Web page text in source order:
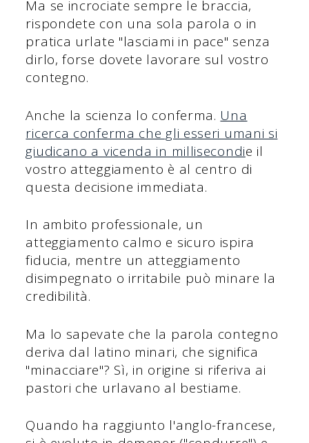
Ma se incrociate sempre le braccia,
rispondete con una sola parola o in
pratica urlate "lasciami in pace" senza
dirlo, forse dovete lavorare sul vostro
contegno.
Anche la scienza lo conferma. Una
ricerca conferma che gli esseri umani si
giudicano a vicenda in millisecondie il
vostro atteggiamento è al centro di
questa decisione immediata.
In ambito professionale, un
atteggiamento calmo e sicuro ispira
fiducia, mentre un atteggiamento
disimpegnato o irritabile può minare la
credibilità.
Ma lo sapevate che la parola contegno
deriva dal latino minari, che significa
"minacciare"? Sì, in origine si riferiva ai
pastori che urlavano al bestiame.
Quando ha raggiunto l'anglo-francese,